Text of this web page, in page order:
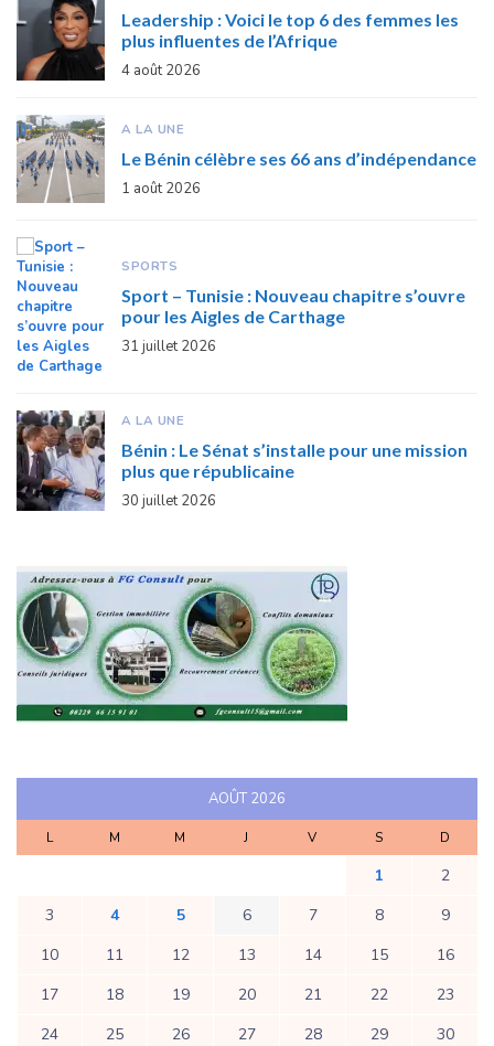
Leadership : Voici le top 6 des femmes les
plus influentes de l’Afrique
4 août 2026
A LA UNE
Le Bénin célèbre ses 66 ans d’indépendance
1 août 2026
SPORTS
Sport – Tunisie : Nouveau chapitre s’ouvre
pour les Aigles de Carthage
31 juillet 2026
A LA UNE
Bénin : Le Sénat s’installe pour une mission
plus que républicaine
30 juillet 2026
AOÛT 2026
L M M J V S D
1
2
3
4 5 6 7 8
9
10
11 12 13 14 15
16
17
18 19 20 21 22
23
24
25 26 27 28 29
30